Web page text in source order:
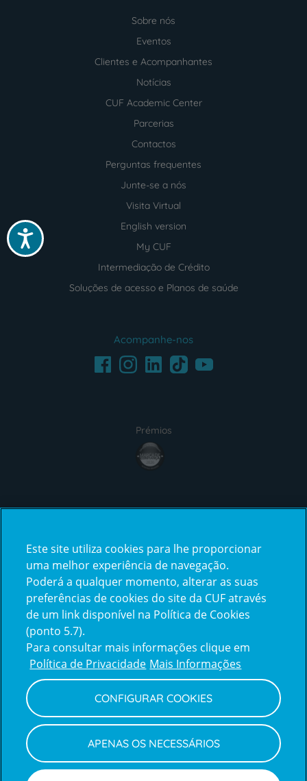
Acessibilidade
Sobre nós
Eventos
Clientes e Acompanhantes
Notícias
CUF Academic Center
Parcerias
Contactos
Perguntas frequentes
Junte-se a nós
Visita Virtual
English version
My CUF
Intermediação de Crédito
Soluções de acesso e Planos de saúde
Acompanhe-nos
FacebookInstagramLinkedInTikTokYoutube
Prémios
award4
certification2certification3
Reclamações
e
elogios
Policy
Política de Privacidade e Cookies
Termos e Condições
Declaração de Acessibilidade
Canal de Denúncias
Informações legais
Este site utiliza cookies para lhe proporcionar
uma melhor experiência de navegação.
Poderá a qualquer momento, alterar as suas
preferências de cookies do site da CUF através
de um link disponível na Política de Cookies
(ponto 5.7).
Para consultar mais informações clique em
Política de Privacidade Mais Informações
CONFIGURAR COOKIES
APENAS OS NECESSÁRIOS